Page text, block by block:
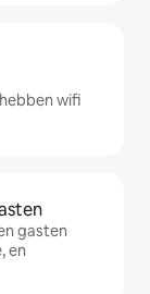
wifi
gasten
en